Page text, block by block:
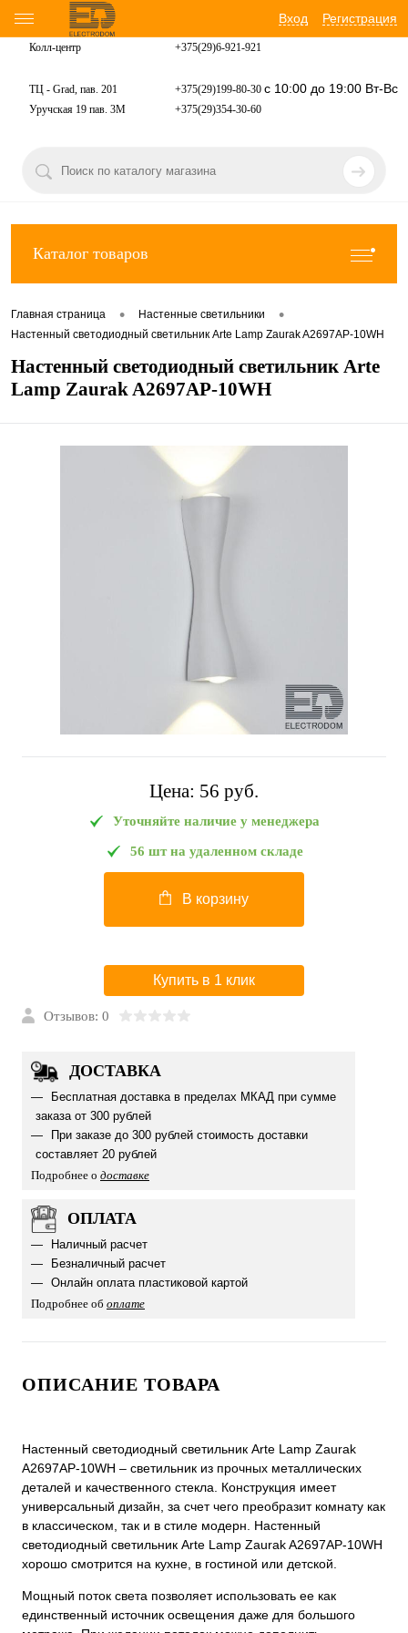
Вход Регистрация
Колл-центр +375(29)6-921-921
ТЦ - Grad, пав. 201 +375(29)199-80-30 с 10:00 до 19:00 Вт-Вс
Уручская 19 пав. 3М +375(29)354-30-60
Каталог товаров
Главная страница • Настенные светильники •
Настенный светодиодный светильник Arte Lamp Zaurak A2697AP-10WH
Настенный светодиодный светильник Arte
Lamp Zaurak A2697AP-10WH
Цена: 56 pуб.
Уточняйте наличие у менеджера
56 шт на удаленном складе
В корзину
Купить в 1 клик
Отзывов: 0
ДОСТАВКА
Бесплатная доставка в пределах МКАД при сумме
заказа от 300 рублей
При заказе до 300 рублей стоимость доставки
составляет 20 рублей
Подробнее о доставке
ОПЛАТА
Наличный расчет
Безналичный расчет
Онлайн оплата пластиковой картой
Подробнее об оплате
ОПИСАНИЕ ТОВАРА
Настенный светодиодный светильник Arte Lamp Zaurak
A2697AP-10WH – светильник из прочных металлических
деталей и качественного стекла. Конструкция имеет
универсальный дизайн, за счет чего преобразит комнату как
в классическом, так и в стиле модерн. Настенный
светодиодный светильник Arte Lamp Zaurak A2697AP-10WH
хорошо смотрится на кухне, в гостиной или детской.
Мощный поток света позволяет использовать ее как
единственный источник освещения даже для большого